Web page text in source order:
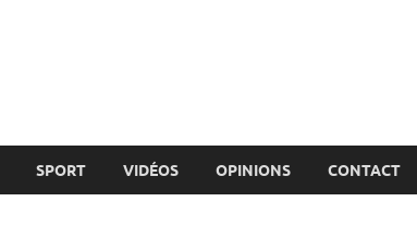
SPORT VIDÉOS OPINIONS CONTACT